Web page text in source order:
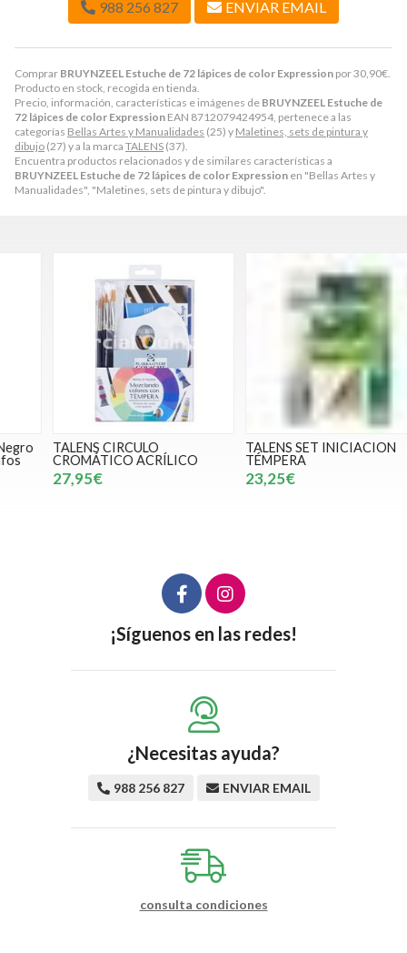
Comprar BRUYNZEEL Estuche de 72 lápices de color Expression por30,90€
Producto en stock, recogida en tienda.
Precio, información, características e imágenes de BRUYNZEEL Estuche de
72 lápices de color Expression EAN 8712079424954, pertenece a las
categorías Bellas Artes y Manualidades (25) y Maletines, sets de pintura y
dibujo (27) y a la marca TALENS (37).
Encuentra productos relacionados y de similares características a
BRUYNZEEL Estuche de 72 lápices de color Expression en "Bellas Artes y
Manualidades", "Maletines, sets de pintura y dibujo".
988 256 827 ENVIAR EMAIL
TALENS CIRCULO
CROMÁTICO ACRÍLICO
27,95€
TALENS SET INICIACION
TÉMPERA
23,25€
¡Síguenos en las redes!
¿Necesitas ayuda?
988 256 827 ENVIAR EMAIL
consulta condiciones